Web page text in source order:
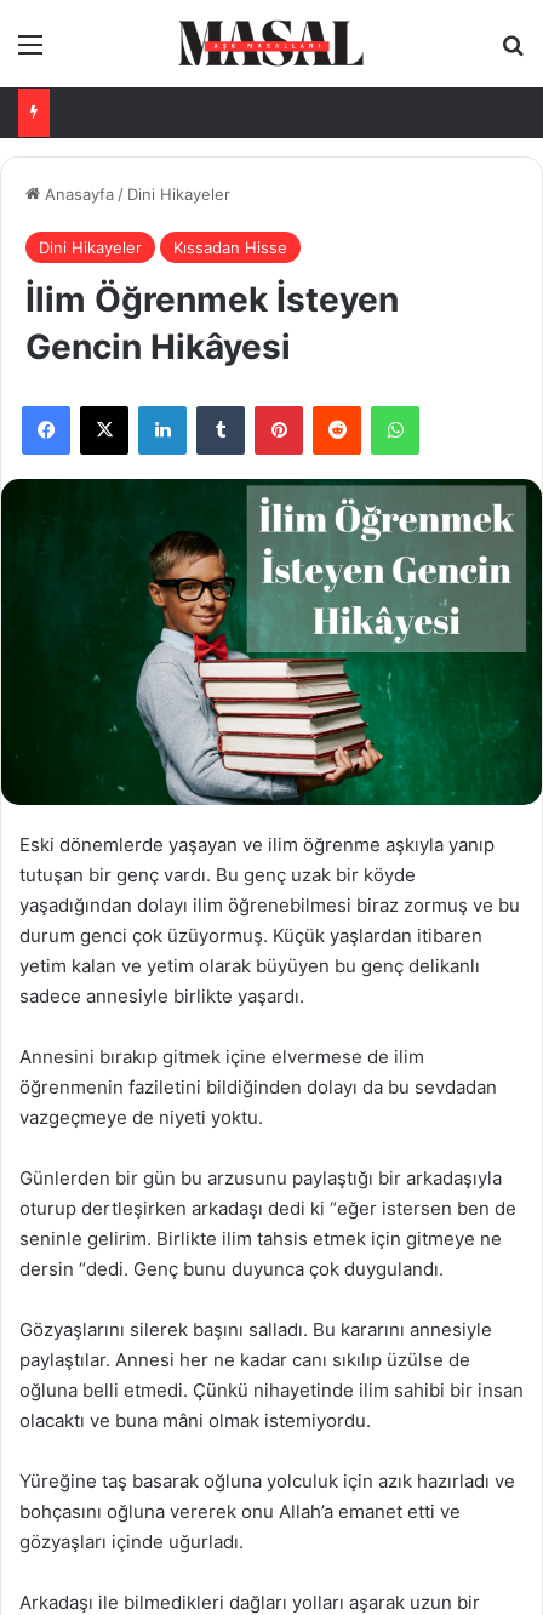
Menü
Anasayfa / Dini Hikayeler
Dini Hikayeler Kıssadan Hisse
İlim Öğrenmek İsteyen
Gencin Hikâyesi
Facebook
X LinkedInTumblr PinterestReddit WhatsApp
Eski dönemlerde yaşayan ve ilim öğrenme aşkıyla yanıp
tutuşan bir genç vardı. Bu genç uzak bir köyde
yaşadığından dolayı ilim öğrenebilmesi biraz zormuş ve bu
durum genci çok üzüyormuş. Küçük yaşlardan itibaren
yetim kalan ve yetim olarak büyüyen bu genç delikanlı
sadece annesiyle birlikte yaşardı.
Annesini bırakıp gitmek içine elvermese de ilim
öğrenmenin faziletini bildiğinden dolayı da bu sevdadan
vazgeçmeye de niyeti yoktu.
Günlerden bir gün bu arzusunu paylaştığı bir arkadaşıyla
oturup dertleşirken arkadaşı dedi ki “eğer istersen ben de
seninle gelirim. Birlikte ilim tahsis etmek için gitmeye ne
dersin “dedi. Genç bunu duyunca çok duygulandı.
Gözyaşlarını silerek başını salladı. Bu kararını annesiyle
paylaştılar. Annesi her ne kadar canı sıkılıp üzülse de
oğluna belli etmedi. Çünkü nihayetinde ilim sahibi bir insan
olacaktı ve buna mâni olmak istemiyordu.
Yüreğine taş basarak oğluna yolculuk için azık hazırladı ve
bohçasını oğluna vererek onu Allah’a emanet etti ve
gözyaşları içinde uğurladı.
Arkadaşı ile bilmedikleri dağları yolları aşarak uzun bir